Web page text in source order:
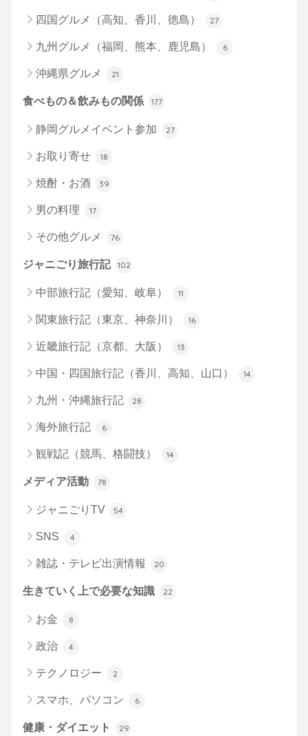
四国グルメ（高知、香川、徳島） 27
九州グルメ（福岡、熊本、鹿児島） 6
沖縄県グルメ 21
食べもの＆飲みもの関係 177
静岡グルメイベント参加 27
お取り寄せ 18
焼酎・お酒 39
男の料理 17
その他グルメ 76
ジャニごり旅行記 102
中部旅行記（愛知、岐阜） 11
関東旅行記（東京、神奈川） 16
近畿旅行記（京都、大阪） 13
中国・四国旅行記（香川、高知、山口） 14
九州・沖縄旅行記 28
海外旅行記 6
観戦記（競馬、格闘技） 14
メディア活動 78
ジャニごりTV 54
SNS 4
雑誌・テレビ出演情報 20
生きていく上で必要な知識 22
お金 8
政治 4
テクノロジー 2
スマホ、パソコン 6
健康・ダイエット 29